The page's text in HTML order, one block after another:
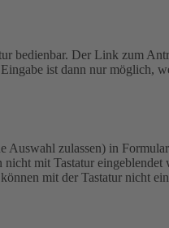
bedienbar. Der Link zum
ist dann nur möglich,
zulassen) in
mit Tastatur eingeblendet
mit der Tastatur nicht